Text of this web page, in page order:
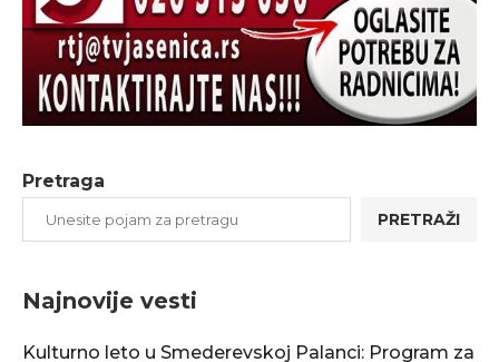
Pretraga
PRETRAŽI
Najnovije vesti
Kulturno leto u Smederevskoj Palanci: Program za